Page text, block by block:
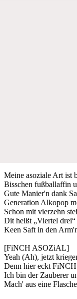
Meine asoziale Art ist
Bisschen fußballaffin
Gute Manier'n dank
Generation Alkopop
Schon mit vierzehn
Dit heißt „Viertel
Keen Saft in den
[FiNCH ASOZiAL]
Yeah (Ah), jetzt
Denn hier eckt
Ich bin der Zauberer
Mach' aus eine